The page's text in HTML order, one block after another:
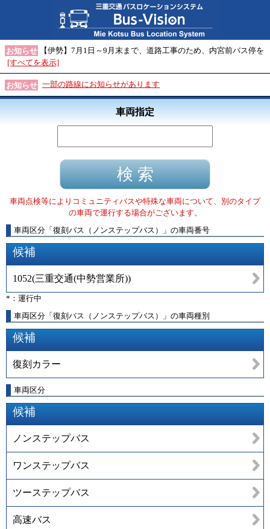
お知らせ
【伊勢】7月1日～9月末まで、道路工事のため、内宮前バス停を
[すべてを表示]
お知らせ 一部の路線にお知らせがあります
車両指定
車両点検等によりコミュニティバスや特殊な車両について、別のタイプ
の車両で運行する場合がございます。
車両区分 「 復刻バス（ノンステップバス） 」 の車両番号
候補
1052(三重交通(中勢営業所))
*：運行中
車両区分「復刻バス（ノンステップバス）」の車両種別
候補
復刻カラー
車両区分
候補
ノンステップバス
ワンステップバス
ツーステップバス
高速バス